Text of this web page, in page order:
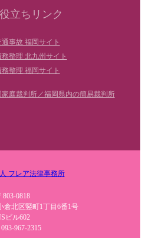
立ちリンク
事故 福岡サイト
整理 北九州サイト
整理 福岡サイト
庭裁判所／福岡県内の簡易裁判所
803-0818
倉北区竪町1丁目6番1号
ビル602
967-2315